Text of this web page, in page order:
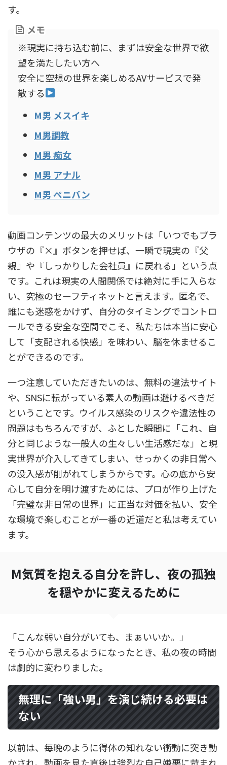
す。
メモ
※現実に持ち込む前に、まずは安全な世界で欲
望を満たしたい方へ
安全に空想の世界を楽しめるAVサービスで発
散する
M男 メスイキ
M男調教
M男 痴女
M男 アナル
M男 ペニバン
動画コンテンツの最大のメリットは「いつでもブラ
ウザの『×』ボタンを押せば、一瞬で現実の『父
親』や『しっかりした会社員』に戻れる」という点
です。これは現実の人間関係では絶対に手に入らな
い、究極のセーフティネットと言えます。匿名で、
誰にも迷惑をかけず、自分のタイミングでコントロ
ールできる安全な空間でこそ、私たちは本当に安心
して「支配される快感」を味わい、脳を休ませるこ
とができるのです。
一つ注意していただきたいのは、無料の違法サイト
や、SNSに転がっている素人の動画は避けるべきだ
ということです。ウイルス感染のリスクや違法性の
問題はもちろんですが、ふとした瞬間に「これ、自
分と同じような一般人の生々しい生活感だな」と現
実世界が介入してきてしまい、せっかくの非日常へ
の没入感が削がれてしまうからです。心の底から安
心して自分を明け渡すためには、プロが作り上げた
「完璧な非日常の世界」に正当な対価を払い、安全
な環境で楽しむことが一番の近道だと私は考えてい
ます。
M気質を抱える自分を許し、夜の孤独
を穏やかに変えるために
「こんな弱い自分がいても、まぁいいか。」
そう心から思えるようになったとき、私の夜の時間
は劇的に変わりました。
無理に「強い男」を演じ続ける必要は
ない
以前は、毎晩のように得体の知れない衝動に突き動
かされ、動画を見た直後は強烈な自己嫌悪に苛まれ